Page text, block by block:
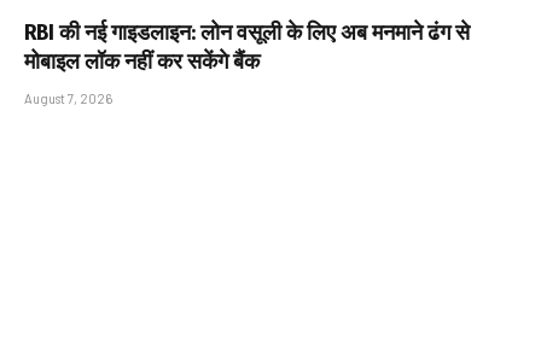
RBI की नई गाइडलाइन: लोन वसूली के लिए अब मनमाने ढंग से
मोबाइल लॉक नहीं कर सकेंगे बैंक
August 7, 2026